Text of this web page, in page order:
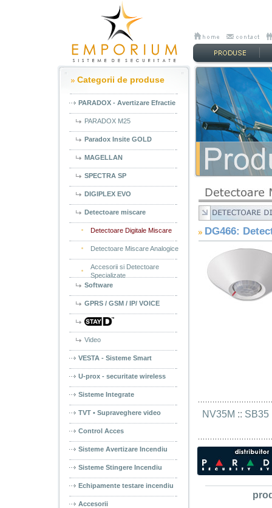
Categorii de produse
PARADOX - Avertizare Efractie
PARADOX M25
Paradox Insite GOLD
MAGELLAN
SPECTRA SP
DIGIPLEX EVO
Detectoare miscare
Detectoare Digitale Miscare
Detectoare Miscare Analogice
Accesorii si Detectoare
Specializate
Software
GPRS / GSM / IP/ VOICE
Video
VESTA - Sisteme Smart
U-prox - securitate wireless
Sisteme Integrate
TVT • Supraveghere video
Control Acces
Sisteme Avertizare Incendiu
Sisteme Stingere Incendiu
Echipamente testare incendiu
Accesorii
DG466:
NV35M :: SB35